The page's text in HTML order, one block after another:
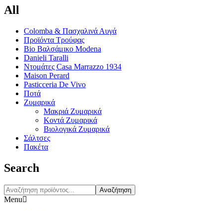
All
Colomba & Πασχαλινά Αυγά
Προϊόντα Τρούφας
Bio Βαλσάμικο Modena
Danieli Taralli
Ντομάτες Casa Marrazzo 1934
Maison Perard
Pasticceria De Vivo
Ποτά
Ζυμαρικά
Μακριά Ζυμαρικά
Κοντά Ζυμαρικά
Βιολογικά Ζυμαρικά
Σάλτσες
Πακέτα
Search
Αναζήτηση
Menu